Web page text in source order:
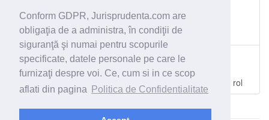
Conform GDPR, Jurisprudenta.com are
obligaţia de a administra, în condiţii de
siguranţă şi numai pentru scopurile
specificate, datele personale pe care le
furnizaţi despre voi. Ce, cum si in ce scop
aflati din pagina
Politica de Confidentialitate
Sentinţă civilă - 04.11.2015
Judecătoria Gura Humorului
Acţiune în constatare
Sentinţă civilă - 11.06.2012
Judecătoria Sectorul 6 București
Cerere de aajutor public pentru cererea de repunere pe rol